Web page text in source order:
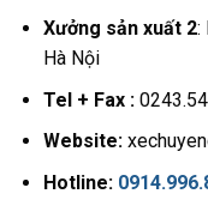
Xưởng sản xuất 2:
Hà Nội
Tel + Fax :
Website:
Hotline: